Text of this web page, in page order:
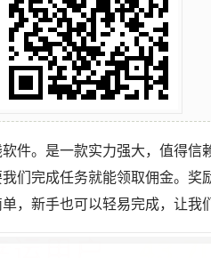
件。是一款实力强大，值得信
们完成任务就能领取佣金。奖
，新手也可以轻易完成，让我